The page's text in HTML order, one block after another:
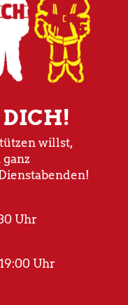
willst,
Uhr
Uhr